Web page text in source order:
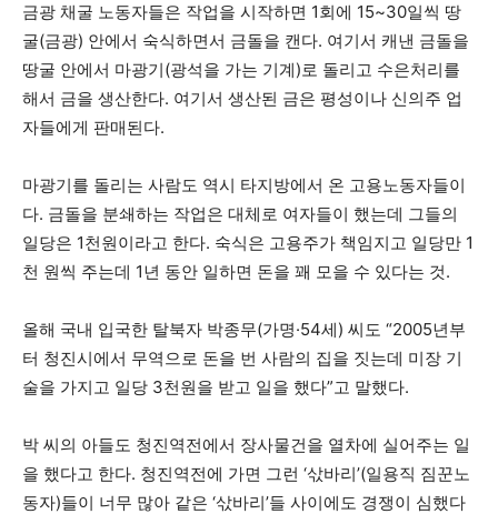
금광 채굴 노동자들은 작업을 시작하면 1회에 15~30일씩 땅
굴(금광) 안에서 숙식하면서 금돌을 캔다. 여기서 캐낸 금돌을
땅굴 안에서 마광기(광석을 가는 기계)로 돌리고 수은처리를
해서 금을 생산한다. 여기서 생산된 금은 평성이나 신의주 업
자들에게 판매된다.
마광기를 돌리는 사람도 역시 타지방에서 온 고용노동자들이
다. 금돌을 분쇄하는 작업은 대체로 여자들이 했는데 그들의
일당은 1천원이라고 한다. 숙식은 고용주가 책임지고 일당만 1
천 원씩 주는데 1년 동안 일하면 돈을 꽤 모을 수 있다는 것.
올해 국내 입국한 탈북자 박종무(가명·54세) 씨도 “2005년부
터 청진시에서 무역으로 돈을 번 사람의 집을 짓는데 미장 기
술을 가지고 일당 3천원을 받고 일을 했다”고 말했다.
박 씨의 아들도 청진역전에서 장사물건을 열차에 실어주는 일
을 했다고 한다. 청진역전에 가면 그런 ‘삯바리’(일용직 짐꾼노
동자)들이 너무 많아 같은 ‘삯바리’들 사이에도 경쟁이 심했다